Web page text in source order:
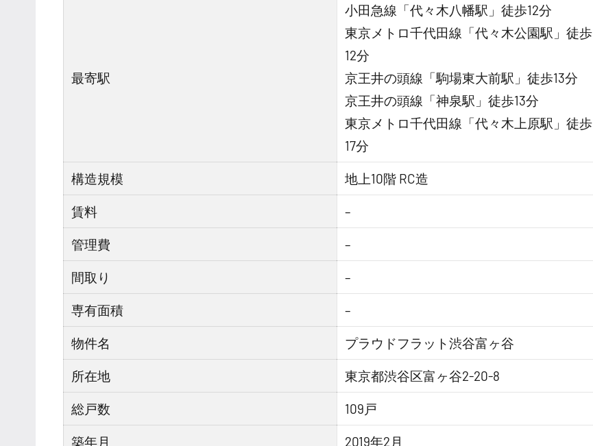
最寄駅
小田急線「代々木八幡駅」徒歩12分
東京メトロ千代田線「代々木公園駅」徒歩
12分
京王井の頭線「駒場東大前駅」徒歩13分
京王井の頭線「神泉駅」徒歩13分
東京メトロ千代田線「代々木上原駅」徒歩
17分
構造規模 地上10階 RC造
賃料 –
管理費 –
間取り –
専有面積 –
物件名 プラウドフラット渋谷富ヶ谷
所在地 東京都渋谷区富ヶ谷2-20-8
総戸数 109戸
築年月 2019年2月